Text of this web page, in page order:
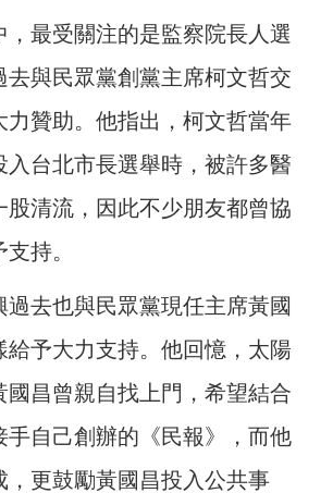
，最受關注的是監察院長人選
去與民眾黨創黨主席柯文哲交
力贊助。他指出，柯文哲當年
入台北市長選舉時，被許多醫
股清流，因此不少朋友都曾協
持。
過去也與民眾黨現任主席黃國
給予大力支持。他回憶，太陽
國昌曾親自找上門，希望結合
手自己創辦的《民報》，而他
，更鼓勵黃國昌投入公共事